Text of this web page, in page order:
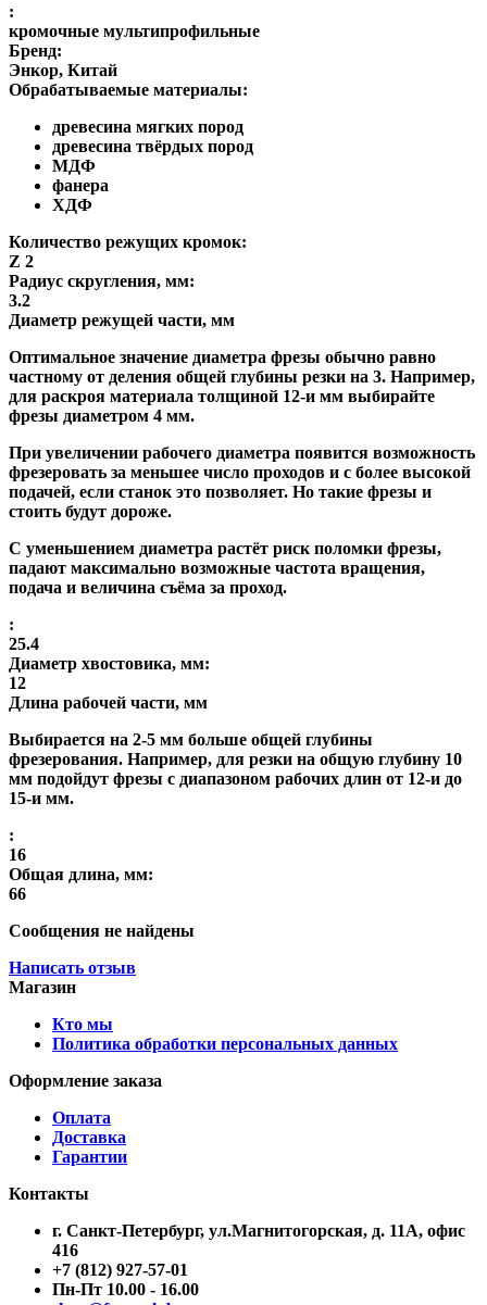
:
кромочные мультипрофильные
Бренд:
Энкор, Китай
Обрабатываемые материалы:
древесина мягких пород
древесина твёрдых пород
МДФ
фанера
ХДФ
Количество режущих кромок:
Z 2
Радиус скругления, мм:
3.2
Диаметр режущей части, мм
Оптимальное значение диаметра фрезы обычно равно
частному от деления общей глубины резки на 3. Например,
для раскроя материала толщиной 12-и мм выбирайте
фрезы диаметром 4 мм.
При увеличении рабочего диаметра появится возможность
фрезеровать за меньшее число проходов и с более высокой
подачей, если станок это позволяет. Но такие фрезы и
стоить будут дороже.
С уменьшением диаметра растёт риск поломки фрезы,
падают максимально возможные частота вращения,
подача и величина съёма за проход.
:
25.4
Диаметр хвостовика, мм:
12
Длина рабочей части, мм
Выбирается на 2-5 мм больше общей глубины
фрезерования. Например, для резки на общую глубину 10
мм подойдут фрезы с диапазоном рабочих длин от 12-и до
15-и мм.
:
16
Общая длина, мм:
66
Сообщения не найдены
Написать отзыв
Магазин
Кто мы
Политика обработки персональных данных
Оформление заказа
Оплата
Доставка
Гарантии
Контакты
г. Санкт-Петербург, ул.Магнитогорская, д. 11А, офис
416
+7 (812) 927-57-01
Пн-Пт 10.00 - 16.00